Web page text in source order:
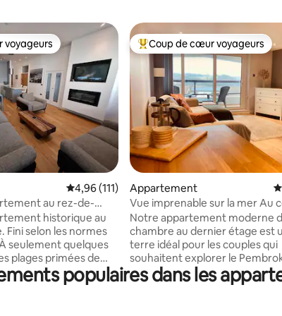
de 319 commentaires : 5 sur 5
les plus appréciés
voyageurs
Évaluation moyenne sur la base de 111
4,96 (111)
au rez-de-
de Tenbyhistorique au
Fini selon les normes
seulement quelques
plages primées de
Beach et du
juste à
Coups de cœur voyageurs les
Coup de cœur voyageurs
Appartement
Vue imprenable sur la mer Au
Saundersfoot ModernApt
Notre appartement moderne
chambre au dernier étage est
terre idéal pour les couples qui
souhaitent explorer le
Les balcons orientés au sud et
donnent sur la magnifique baie
populaires dans les